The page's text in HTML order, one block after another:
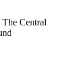
Central